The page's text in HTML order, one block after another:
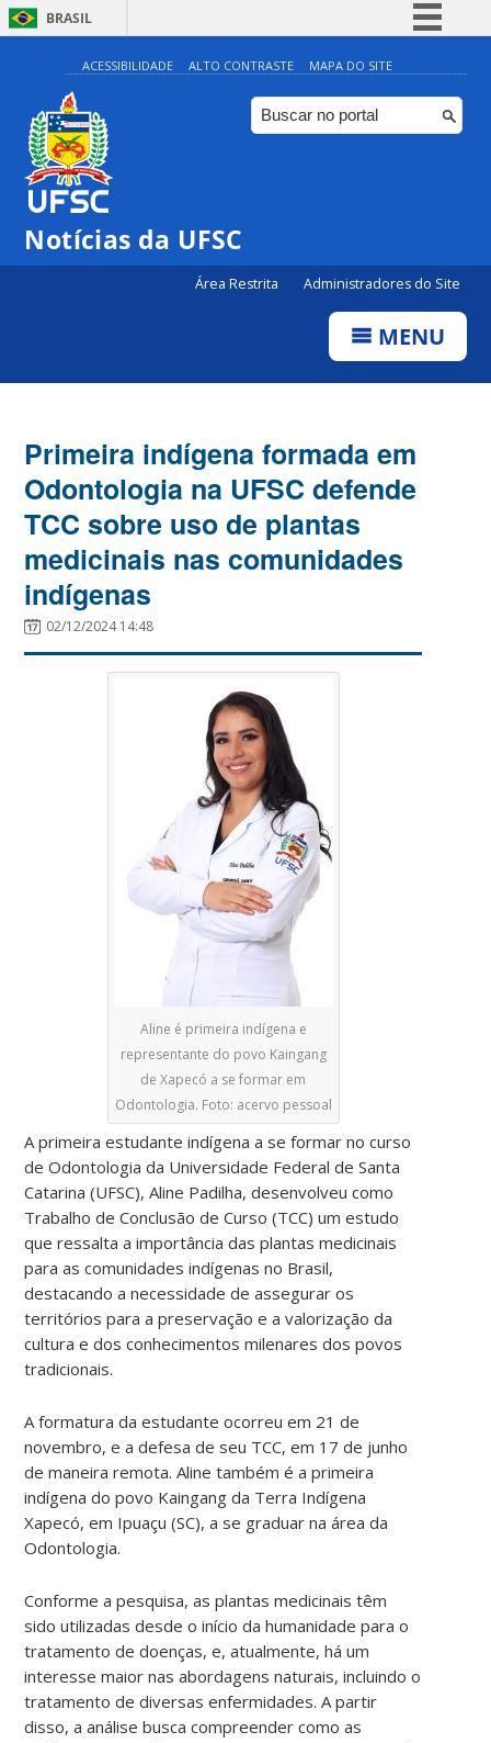
BRASIL
Simplifique!
Comunica BR
Participe
ACESSIBILIDADE ALTO CONTRASTE MAPA DO SITE
Notícias da UFSC
Área Restrita Administradores do Site
MENU
Primeira indígena formada em
Odontologia na UFSC defende
TCC sobre uso de plantas
medicinais nas comunidades
indígenas
02/12/2024 14:48
Aline é primeira indígena e
representante do povo Kaingang
de Xapecó a se formar em
Odontologia. Foto: acervo pessoal
A primeira estudante indígena a se formar no curso
de Odontologia da Universidade Federal de Santa
Catarina (UFSC), Aline Padilha, desenvolveu como
Trabalho de Conclusão de Curso (TCC) um estudo
que ressalta a importância das plantas medicinais
para as comunidades indígenas no Brasil,
destacando a necessidade de assegurar os
territórios para a preservação e a valorização da
cultura e dos conhecimentos milenares dos povos
tradicionais.
A formatura da estudante ocorreu em 21 de
novembro, e a defesa de seu TCC, em 17 de junho
de maneira remota. Aline também é a primeira
indígena do povo Kaingang da Terra Indígena
Xapecó, em Ipuaçu (SC), a se graduar na área da
Odontologia.
Conforme a pesquisa, as plantas medicinais têm
sido utilizadas desde o início da humanidade para o
tratamento de doenças, e, atualmente, há um
interesse maior nas abordagens naturais, incluindo o
tratamento de diversas enfermidades. A partir
disso, a análise busca compreender como as